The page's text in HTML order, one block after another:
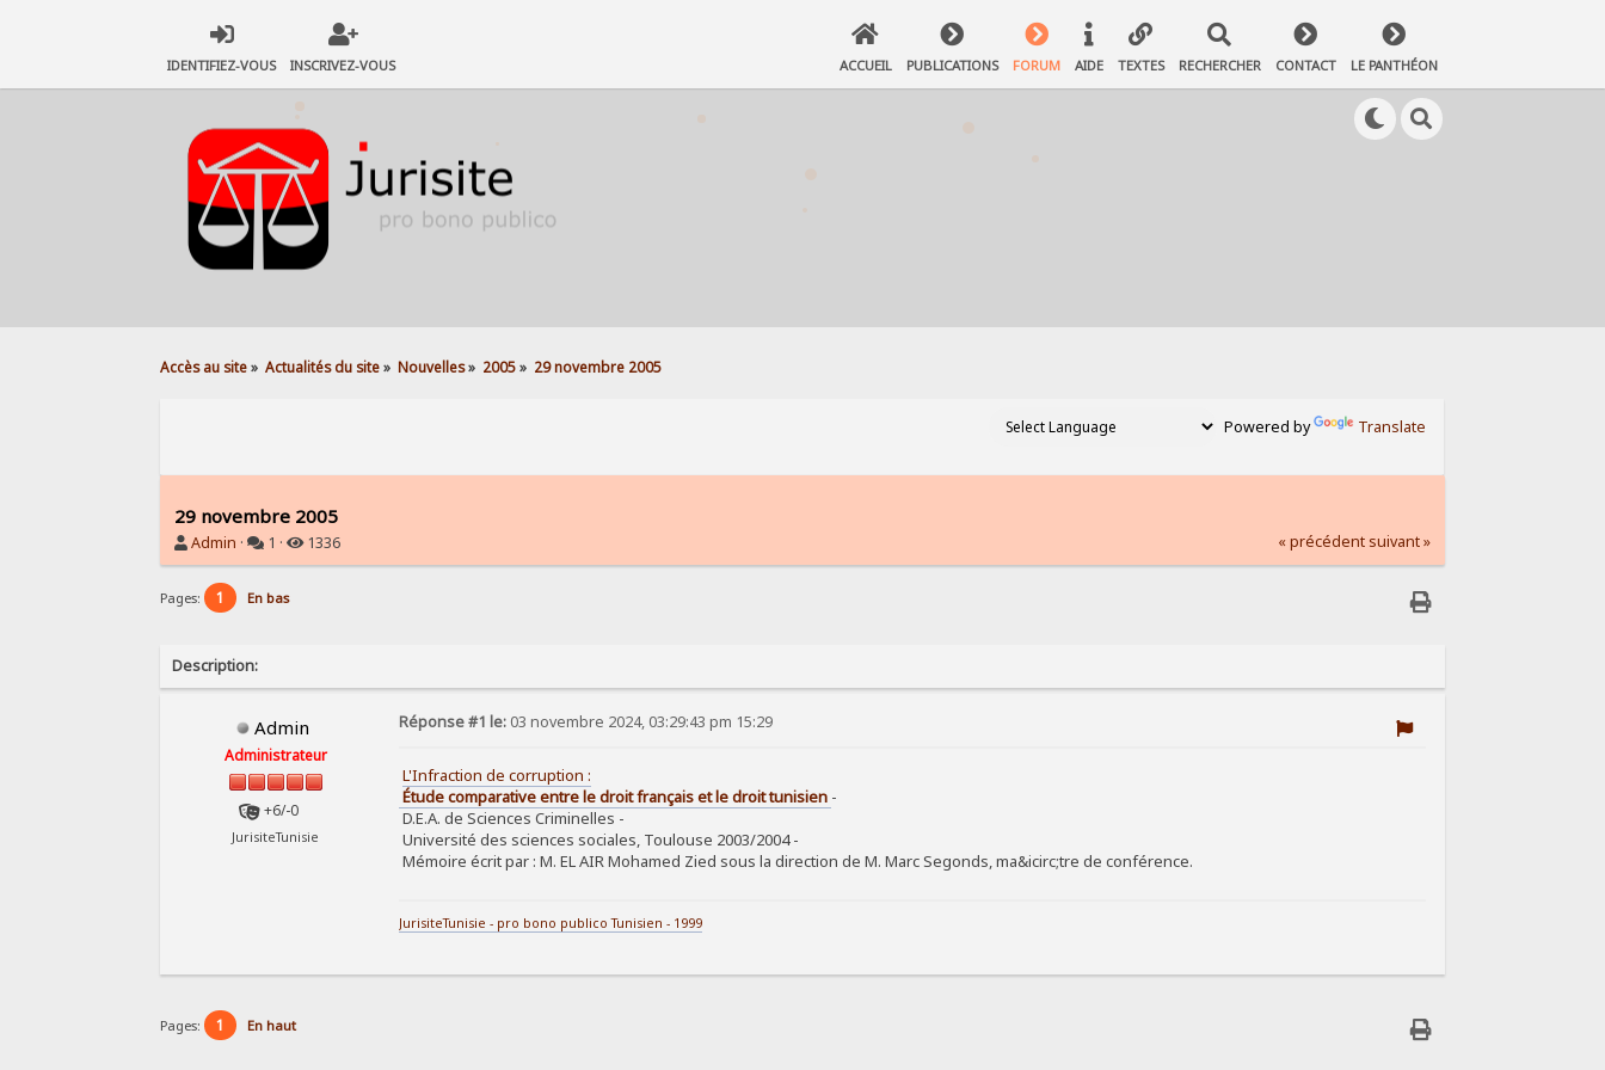
IDENTIFIEZ-VOUS INSCRIVEZ-VOUS ACCUEIL PUBLICATIONS FORUM AIDE TEXTES RECHERCHER CONTACT LE PANTHÉON
Accès au site» Actualités du site» Nouvelles» 2005» 29 novembre 2005
Powered by Translate
29 novembre 2005
Admin · 1 · 1336 « précédent suivant »
Pages: 1 En bas
Description:
Admin
Administrateur
+6/-0
JurisiteTunisie
Réponse #1 le: 03 novembre 2024, 03:29:43 pm 15:29
L'Infraction de corruption :
Étude comparative entre le droit français et le droit tunisien -
D.E.A. de Sciences Criminelles -
Université des sciences sociales, Toulouse 2003/2004 -
Mémoire écrit par : M. EL AIR Mohamed Zied sous la direction de M. Marc Segonds, ma&icirc;tre de conférence.
JurisiteTunisie - pro bono publico Tunisien - 1999
Pages: 1 En haut